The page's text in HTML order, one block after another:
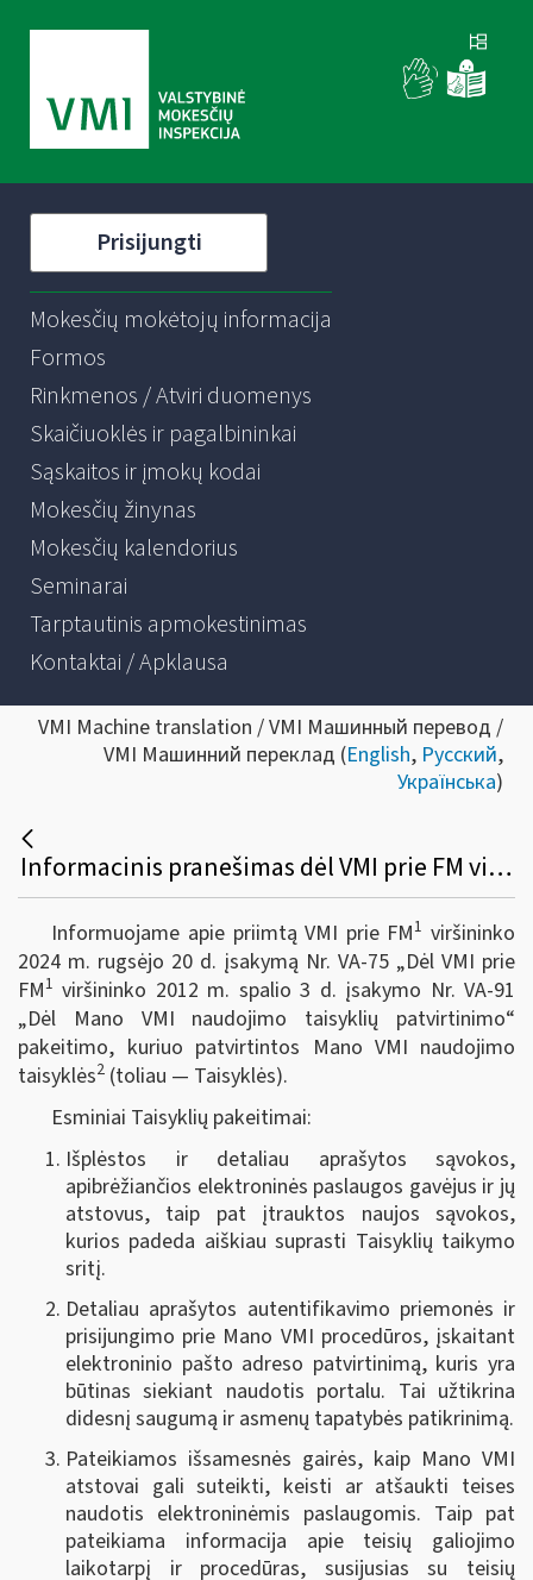
Prisijungti
Mokesčių mokėtojų informacija
Formos
Rinkmenos / Atviri duomenys
Skaičiuoklės ir pagalbininkai
Sąskaitos ir įmokų kodai
Mokesčių žinynas
Mokesčių kalendorius
Seminarai
Tarptautinis apmokestinimas
Kontaktai / Apklausa
VMI Machine translation / VMI Машинный перевод /
VMI Машинний переклад (English, Русский,
Українська)
Informacinis pranešimas dėl VMI prie FM viršininko 2024 m. rugsėjo 20 d. įsakymo Nr. VA-75 „Dėl VMI prie FM viršininko 2012 m. spalio 3 d. įsakymo Nr. VA-91 „Dėl Mano VMI naudojimo taisyklių patvirtinimo“ pakeitimo
Informuojame apie priimtą VMI prie FM1 viršininko
2024 m. rugsėjo 20 d. įsakymą Nr. VA-75 „Dėl VMI prie
FM1 viršininko 2012 m. spalio 3 d. įsakymo Nr. VA-91
„Dėl Mano VMI
naudojimo taisyklių patvirtinimo“
pakeitimo, kuriuo patvirtintos Mano VMI naudojimo
taisyklės2 (toliau — Taisyklės).
Esminiai Taisyklių pakeitimai:
Išplėstos ir detaliau aprašytos sąvokos,
apibrėžiančios elektroninės paslaugos gavėjus ir jų
atstovus, taip pat įtrauktos naujos sąvokos,
kurios padeda aiškiau suprasti Taisyklių taikymo
sritį.
Detaliau aprašytos autentifikavimo priemonės ir
prisijungimo prie Mano VMI procedūros, įskaitant
elektroninio pašto adreso patvirtinimą, kuris yra
būtinas siekiant naudotis portalu. Tai užtikrina
didesnį saugumą ir asmenų tapatybės patikrinimą.
Pateikiamos išsamesnės gairės, kaip Mano VMI
atstovai gali suteikti, keisti ar atšaukti teises
naudotis elektroninėmis paslaugomis. Taip pat
pateikiama informacija apie teisių galiojimo
laikotarpį ir procedūras, susijusias su teisių